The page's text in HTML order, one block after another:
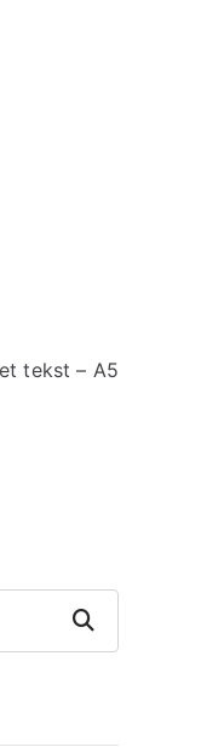
tekst – A5
Zoeken